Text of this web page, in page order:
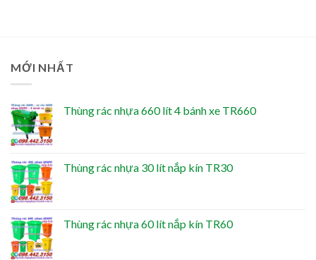
MỚI NHẤT
Thùng rác nhựa 660 lít 4 bánh xe TR660
Thùng rác nhựa 30 lít nắp kín TR30
Thùng rác nhựa 60 lít nắp kín TR60